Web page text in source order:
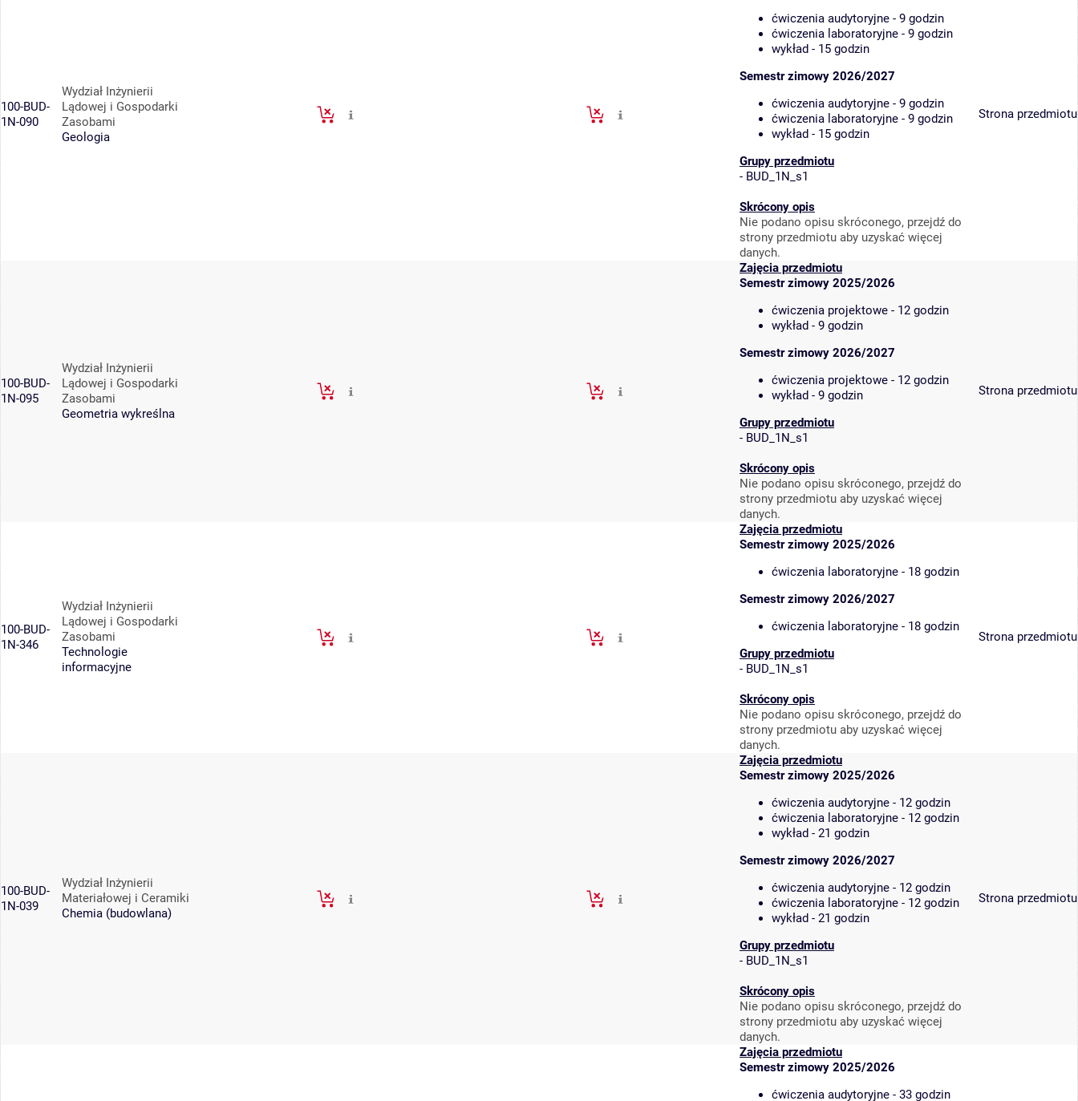
100-BUD-
1N-090
Wydział Inżynierii
Lądowej i Gospodarki
Zasobami
Geologia
ćwiczenia audytoryjne - 9 godzin
ćwiczenia laboratoryjne - 9 godzin
wykład - 15 godzin
Semestr zimowy 2026/2027
ćwiczenia audytoryjne - 9 godzin
ćwiczenia laboratoryjne - 9 godzin
wykład - 15 godzin
Grupy przedmiotu
- BUD_1N_s1
Skrócony opis
Nie podano opisu skróconego, przejdź do
strony przedmiotu aby uzyskać więcej
danych.
Strona przedmiotu
100-BUD-
1N-095
Wydział Inżynierii
Lądowej i Gospodarki
Zasobami
Geometria wykreślna
Zajęcia przedmiotu
Semestr zimowy 2025/2026
ćwiczenia projektowe - 12 godzin
wykład - 9 godzin
Semestr zimowy 2026/2027
ćwiczenia projektowe - 12 godzin
wykład - 9 godzin
Grupy przedmiotu
- BUD_1N_s1
Skrócony opis
Nie podano opisu skróconego, przejdź do
strony przedmiotu aby uzyskać więcej
danych.
Strona przedmiotu
100-BUD-
1N-346
Wydział Inżynierii
Lądowej i Gospodarki
Zasobami
Technologie
informacyjne
Zajęcia przedmiotu
Semestr zimowy 2025/2026
ćwiczenia laboratoryjne - 18 godzin
Semestr zimowy 2026/2027
ćwiczenia laboratoryjne - 18 godzin
Grupy przedmiotu
- BUD_1N_s1
Skrócony opis
Nie podano opisu skróconego, przejdź do
strony przedmiotu aby uzyskać więcej
danych.
Strona przedmiotu
100-BUD-
1N-039
Wydział Inżynierii
Materiałowej i Ceramiki
Chemia (budowlana)
Zajęcia przedmiotu
Semestr zimowy 2025/2026
ćwiczenia audytoryjne - 12 godzin
ćwiczenia laboratoryjne - 12 godzin
wykład - 21 godzin
Semestr zimowy 2026/2027
ćwiczenia audytoryjne - 12 godzin
ćwiczenia laboratoryjne - 12 godzin
wykład - 21 godzin
Grupy przedmiotu
- BUD_1N_s1
Skrócony opis
Nie podano opisu skróconego, przejdź do
strony przedmiotu aby uzyskać więcej
danych.
Strona przedmiotu
Zajęcia przedmiotu
Semestr zimowy 2025/2026
ćwiczenia audytoryjne - 33 godzin